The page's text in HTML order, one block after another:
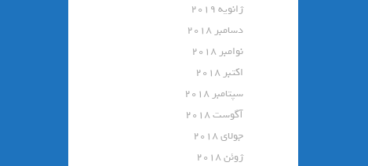
ژانویه 2019
دسامبر 2018
نوامبر 2018
اکتبر 2018
سپتامبر 2018
آگوست 2018
جولای 2018
ژوئن 2018